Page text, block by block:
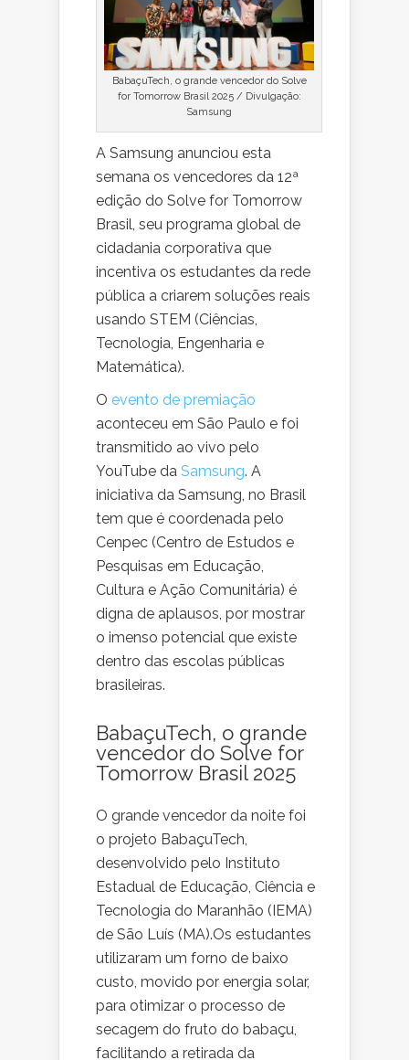
BabaçuTech, o grande vencedor do Solve
for Tomorrow Brasil 2025 / Divulgação:
Samsung
A Samsung anunciou esta
semana os vencedores da 12ª
edição do Solve for Tomorrow
Brasil, seu programa global de
cidadania corporativa que
incentiva os estudantes da rede
pública a criarem soluções reais
usando STEM (Ciências,
Tecnologia, Engenharia e
Matemática).
O evento de premiação
aconteceu em São Paulo e foi
transmitido ao vivo pelo
YouTube da Samsung. A
iniciativa da Samsung, no Brasil
tem que é coordenada pelo
Cenpec (Centro de Estudos e
Pesquisas em Educação,
Cultura e Ação Comunitária) é
digna de aplausos, por mostrar
o imenso potencial que existe
dentro das escolas públicas
brasileiras.
BabaçuTech, o grande
vencedor do Solve for
Tomorrow Brasil 2025
O grande vencedor da noite foi
o projeto BabaçuTech,
desenvolvido pelo Instituto
Estadual de Educação, Ciência e
Tecnologia do Maranhão (IEMA)
de São Luís (MA).Os estudantes
utilizaram um forno de baixo
custo, movido por energia solar,
para otimizar o processo de
secagem do fruto do babaçu,
facilitando a retirada da